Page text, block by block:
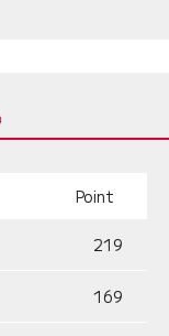
Point
219
169